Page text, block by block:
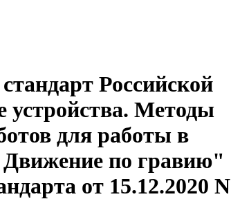
Российской
устройства. Методы
для работы в
Движение по гравию"
от 15.12.2020 N